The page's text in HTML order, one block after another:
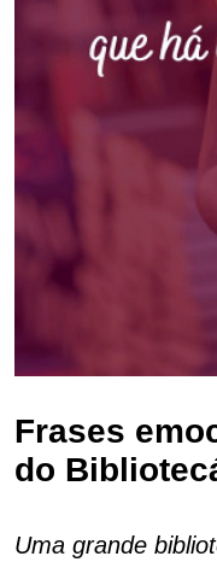
Frases
do
Uma grande